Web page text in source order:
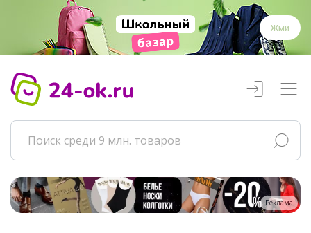
Жми
Реклама